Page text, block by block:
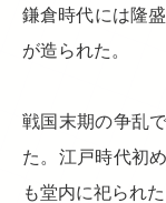
鎌倉時代には隆
が造られた。
戦国末期の争乱
た。江戸時代初
も堂内に祀られた